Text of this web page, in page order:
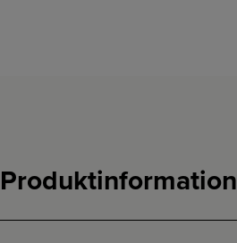
Produktinformation